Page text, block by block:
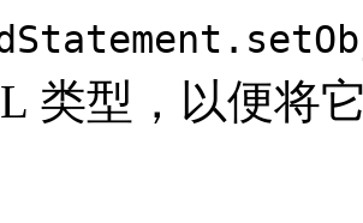
类型，以便将